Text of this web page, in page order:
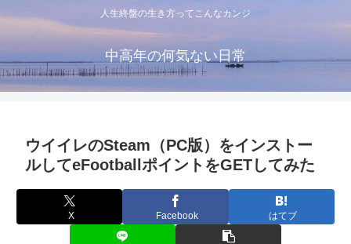
人生終盤の生き方ってこんなカンジ
中高年の何気ない日常
ウイイレのSteam（PC版）をインストー
ルしてeFootballポイントをGETしてみた
X Facebook はてブ